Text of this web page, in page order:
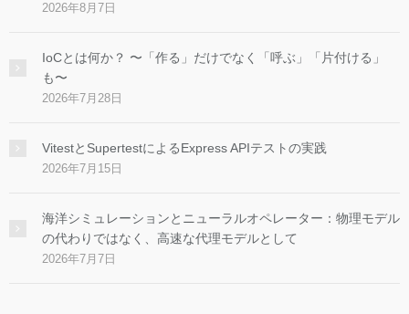
2026年8月7日
IoCとは何か？ 〜「作る」だけでなく「呼ぶ」「片付ける」
も〜
2026年7月28日
VitestとSupertestによるExpress APIテストの実践
2026年7月15日
海洋シミュレーションとニューラルオペレーター：物理モデル
の代わりではなく、高速な代理モデルとして
2026年7月7日